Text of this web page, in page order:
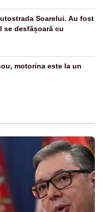
Soarelui. Au fost
se desfășoară cu
motorina este la un